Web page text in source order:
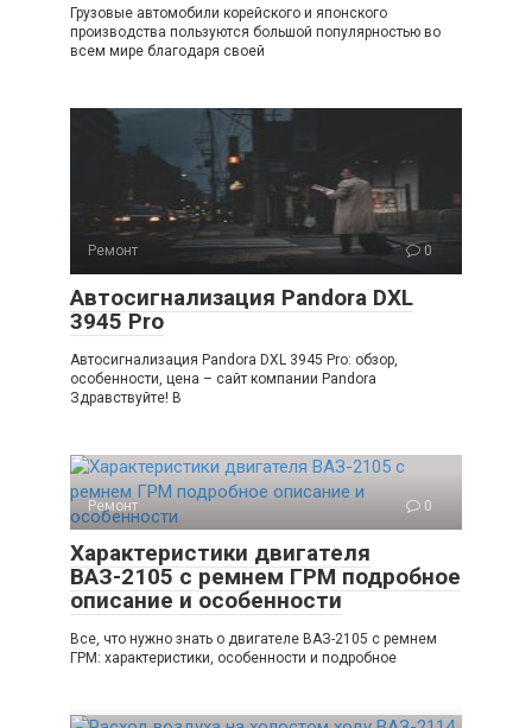
Грузовые автомобили корейского и японского
производства пользуются большой популярностью во
всем мире благодаря своей
Ремонт 0
Автосигнализация Pandora DXL
3945 Pro
Автосигнализация Pandora DXL 3945 Pro: обзор,
особенности, цена – сайт компании Pandora
Здравствуйте! В
Ремонт 0
Характеристики двигателя
ВАЗ-2105 с ремнем ГРМ подробное
описание и особенности
Все, что нужно знать о двигателе ВАЗ-2105 с ремнем
ГРМ: характеристики, особенности и подробное